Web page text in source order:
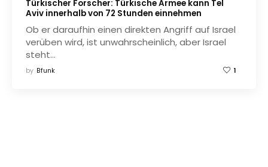
Türkischer Forscher: Türkische Armee kann Tel
Aviv innerhalb von 72 Stunden einnehmen
Ob er daraufhin einen direkten Angriff auf Israel
verüben wird, ist unwahrscheinlich, aber Israel
steht…
by Bfunk 1